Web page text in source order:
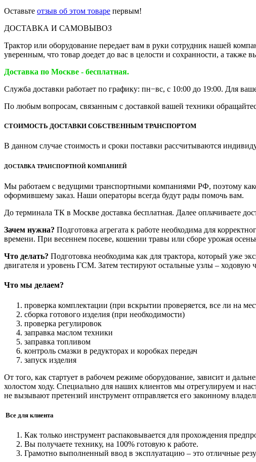
Оставьте отзыв об этом товаре первым!
ДОСТАВКА И САМОВЫВОЗ
Трактор или оборудование передает вам в руки сотрудник нашей
уверенным, что товар доедет до вас в целости и сохранности, а
Доставка по Москве - бесплатная.
Служба доставки работает по графику: пн−вс, с 10:00 до 19:00. Для
По любым вопросам, связанным с доставкой вашей техники
СТОИМОСТЬ ДОСТАВКИ СОБСТВЕННЫМ ТРАНСПОРТОМ
В данном случае стоимость и сроки поставки рассчитываются
ДОСТАВКА ТРАНСПОРТНОЙ КОМПАНИЕЙ
Мы работаем с ведущими транспортными компаниями РФ, поэтому
оформившему заказ. Наши операторы всегда будут рады помочь вам.
До терминала ТК в Москве доставка бесплатная. Далее оплачиваете
Зачем нужна? Подготовка агрегата к работе необходима для
времени. При весеннем посеве, кошении травы или сборе урожая
Что делать? Подготовка необходима как для трактора, который уже
двигателя и уровень ГСМ. Затем тестируют остальные узлы – ходовую
Что мы делаем?
проверка комплектации (при вскрытии проверяется, все ли на
сборка готового изделия (при необходимости)
проверка регулировок
заправка маслом техники
заправка топливом
контроль смазки в редукторах и коробках передач
запуск изделия
От того, как стартует в рабочем режиме оборудование, зависит и
холостом ходу. Специально для наших клиентов мы отрегулируем и
не вызывают претензий инструмент отправляется его законному
Все для клиента
Как только инструмент распаковывается для прохождения
Вы получаете технику, на 100% готовую к работе.
Грамотно выполненный ввод в эксплуатацию – это отличные